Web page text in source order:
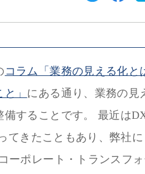
コラム「業務の見える化と
」 にある通り、業務の見
することです。 最近は
てきたこともあり、弊社
ーポレート・トランスフ